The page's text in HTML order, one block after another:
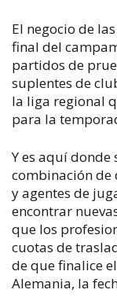
El negocio de
final del
partidos de
suplentes de
la liga regional
para la
Y es aquí donde
combinación de
y agentes de
encontrar
que los
cuotas de
de que finalice
Alemania, la